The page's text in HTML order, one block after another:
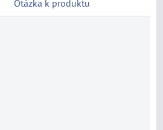
Otázka k produktu